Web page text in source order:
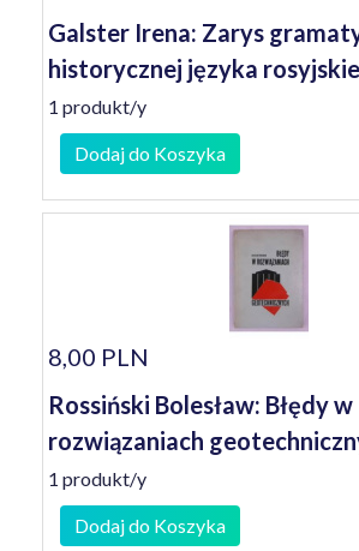
Galster Irena: Zarys
historycznej języka
1 produkt/y
Dodaj do Koszyka
8,00 PLN
Rossiński Bolesław: Błędy w
rozwiązaniach
1 produkt/y
Dodaj do Koszyka